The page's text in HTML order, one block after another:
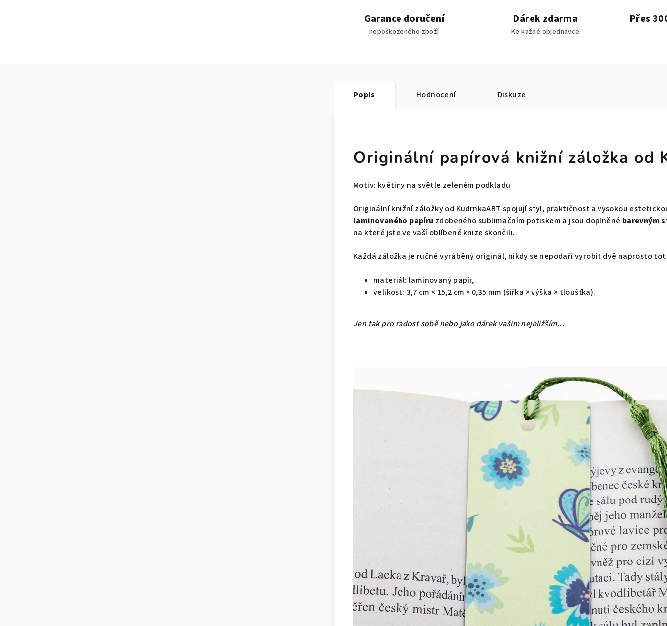
Garance doručení
nepoškozeného zboží
Dárek zdarma
Ke každé objednávce
Přes
Popis Hodnocení Diskuze
Originální papírová knižní záložka od
Motiv: květiny na světle zeleném podkladu
Originální knižní záložky od KudrnkaART spojují styl, praktičnost a vysokou
laminovaného papíru zdobeného sublimačním potiskem a jsou doplněné barevným
na které jste ve vaší oblíbené knize skončili.
Každá záložka je ručně vyráběný originál, nikdy se nepodaří vyrobit dvě naprosto
materiál: laminovaný papír,
velikost: 3,7 cm × 15,2 cm × 0,35 mm (šířka × výška × tloušťka).
Jen tak pro radost sobě nebo jako dárek vašim nejbližším…